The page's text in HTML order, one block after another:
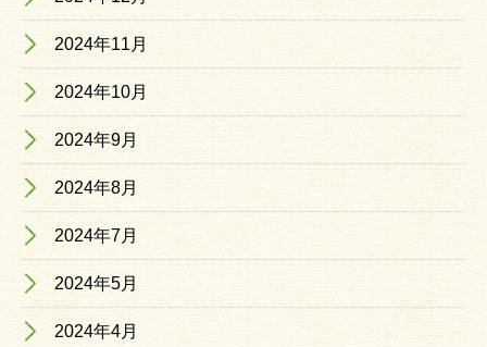
2024年11月
2024年10月
2024年9月
2024年8月
2024年7月
2024年5月
2024年4月